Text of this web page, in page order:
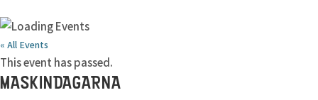
« All Events
This event has passed.
MASKINDAGARNA